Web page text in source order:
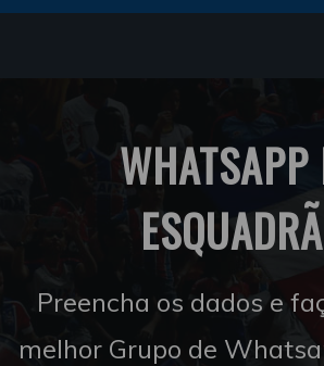
WHATSAPP
Preencha os dados e
melhor Grupo de